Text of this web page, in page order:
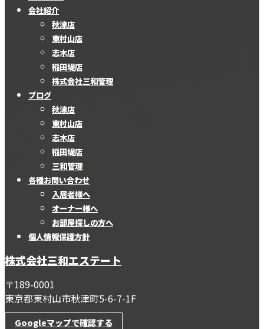
会社紹介
秋津店
東村山店
志木店
稲田堤店
株式会社三和管理
ブログ
秋津店
東村山店
志木店
稲田堤店
三和管理
各種お問い合わせ
入居者様へ
オーナー様へ
お部屋探しの方へ
個人情報保護方針
株式会社三和エステート
〒189-0001
東京都東村山市秋津町5-6-7-1F
Googleマップで確認する